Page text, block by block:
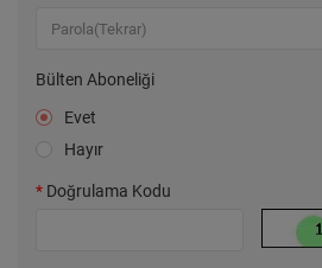
Bülten Aboneliği
Evet
Hayır
Doğrulama Kodu